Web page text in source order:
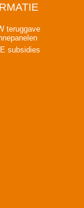
teruggave
subsidies